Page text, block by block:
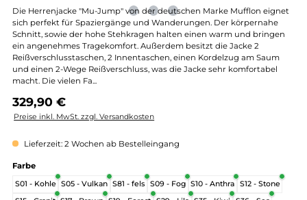
Die Herrenjacke "Mu-Jump" von der deutschen Marke Mufflon
sich perfekt für Spaziergänge und Wanderungen. Der
Schnitt, sowie der hohe Stehkragen halten einen warm und
ein angenehmes Tragekomfort. Außerdem besitzt die Jacke 2
Reißverschlusstaschen, 2 Innentaschen, einen Kordelzug am
und einen 2-Wege Reißverschluss, was die Jacke sehr
macht. Die vielen Fa...
Regulärer Preis:
329,90 €
Preise inkl. MwSt. zzgl. Versandkosten
Lieferzeit: 2 Wochen ab Bestelleingang